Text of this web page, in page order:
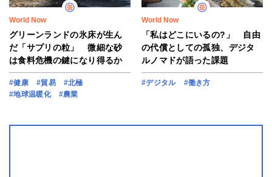
World Now
グリーンランドの氷床が生ん
だ「サプリの粒」 微細な砂
は食料危機の鍵になり得るか
#健康 #貿易
#北極
#地球温暖化
#農業
World Now
「私はどこにいるの?」 自由
の代償としての孤独、デジタ
ルノマドが語った課題
#デジタル #働き方